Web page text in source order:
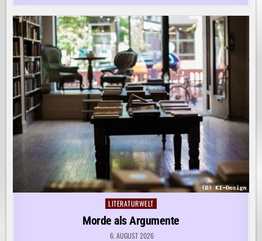
Posted
in
LITERATURWELT
Morde als Argumente
6. AUGUST 2026